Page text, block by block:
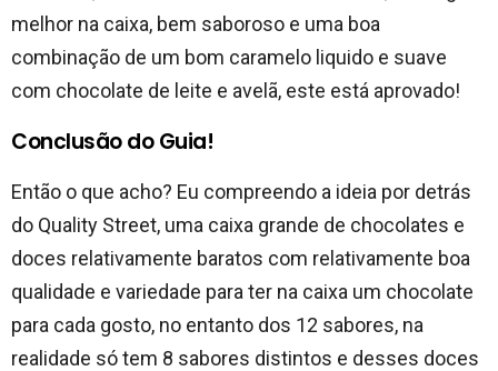
melhor na caixa, bem saboroso e uma boa
combinação de um bom caramelo liquido e suave
com chocolate de leite e avelã, este está aprovado!
Conclusão do Guia!
Então o que acho? Eu compreendo a ideia por detrás
do Quality Street, uma caixa grande de chocolates e
doces relativamente baratos com relativamente boa
qualidade e variedade para ter na caixa um chocolate
para cada gosto, no entanto dos 12 sabores, na
realidade só tem 8 sabores distintos e desses doces